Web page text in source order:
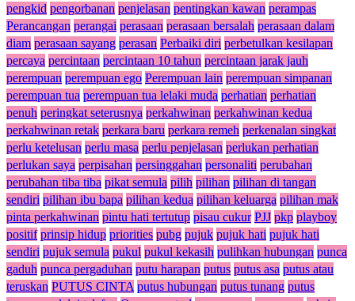
pengkid pengorbanan penjelasan pentingkan kawan perampas
Perancangan perangai perasaan perasaan bersalah perasaan dalam
diam perasaan sayang perasan Perbaiki diri perbetulkan kesilapan
percaya percintaan percintaan 10 tahun percintaan jarak jauh
perempuan perempuan ego Perempuan lain perempuan simpanan
perempuan tua perempuan tua lelaki muda perhatian perhatian
penuh peringkat seterusnya perkahwinan perkahwinan kedua
perkahwinan retak perkara baru perkara remeh perkenalan singkat
perlu ketelusan perlu masa perlu penjelasan perlukan perhatian
perlukan saya perpisahan persinggahan personaliti perubahan
perubahan tiba tiba pikat semula pilih pilihan pilihan di tangan
sendiri pilihan ibu bapa pilihan kedua pilihan keluarga pilihan mak
pinta perkahwinan pintu hati tertutup pisau cukur PJJ pkp playboy
positif prinsip hidup priorities pubg pujuk pujuk hati pujuk hati
sendiri pujuk semula pukul pukul kekasih pulihkan hubungan punca
gaduh punca pergaduhan putu harapan putus putus asa putus atau
teruskan PUTUS CINTA putus hubungan putus tunang putus